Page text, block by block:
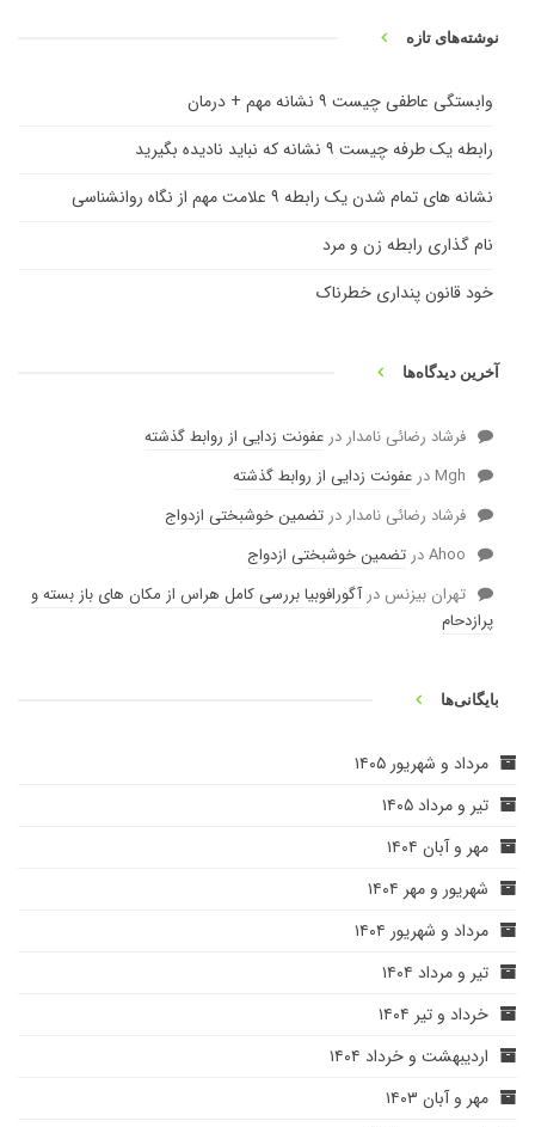
نوشته‌های تازه
وابستگی عاطفی چیست ۹ نشانه مهم + درمان
رابطه یک طرفه چیست ۹ نشانه که نباید نادیده بگیرید
نشانه های تمام شدن یک رابطه ۹ علامت مهم از نگاه روانشناسی
نام گذاری رابطه زن و مرد
خود قانون پنداری خطرناک
آخرین دیدگاه‌ها
فرشاد رضائی نامدار در عفونت زدایی از روابط گذشته
Mgh در عفونت زدایی از روابط گذشته
فرشاد رضائی نامدار در تضمین خوشبختی ازدواج
Ahooدر تضمین خوشبختی ازدواج
تهران بیزنس درآگورافوبیا بررسی کامل هراس از مکان های باز بسته و
پرازدحام
بایگانی‌ها
مرداد و شهریور ۱۴۰۵
تیر و مرداد ۱۴۰۵
مهر و آبان ۱۴۰۴
شهریور و مهر ۱۴۰۴
مرداد و شهریور ۱۴۰۴
تیر و مرداد ۱۴۰۴
خرداد و تیر ۱۴۰۴
اردیبهشت و خرداد ۱۴۰۴
مهر و آبان ۱۴۰۳